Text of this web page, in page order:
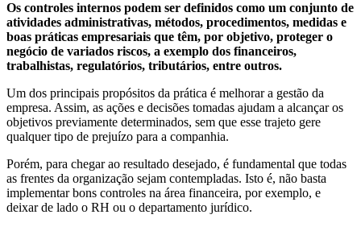
Os controles internos podem ser definidos como um conjunto de
atividades administrativas, métodos, procedimentos, medidas e
boas práticas empresariais que têm, por objetivo, proteger o
negócio de variados riscos, a exemplo dos financeiros,
trabalhistas, regulatórios, tributários, entre outros.
Um dos principais propósitos da prática é melhorar a gestão da
empresa. Assim, as ações e decisões tomadas ajudam a alcançar os
objetivos previamente determinados, sem que esse trajeto gere
qualquer tipo de prejuízo para a companhia.
Porém, para chegar ao resultado desejado, é fundamental que todas
as frentes da organização sejam contempladas. Isto é, não basta
implementar bons controles na área financeira, por exemplo, e
deixar de lado o RH ou o departamento jurídico.